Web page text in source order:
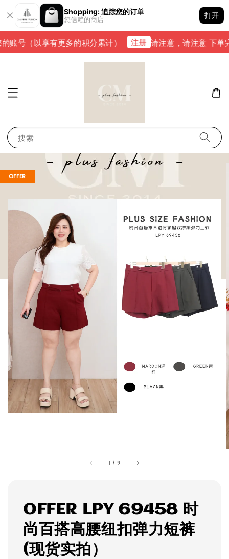
Shopping: 追踪您的订单
您信赖的商店
打开
账号（以享有更多的积分累计） 注册 请注意，请注意 下单
搜索
1 / 9
OFFER
OFFER LPY 69458 时
尚百搭高腰纽扣弹力短裤
(现货实拍）